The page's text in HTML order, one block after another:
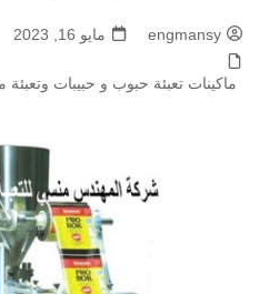
engmansy مايو 16, 2023
ماكينات تعبئة حبوب و حبيبات